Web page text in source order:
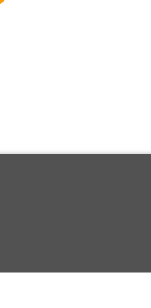
sur nos produits